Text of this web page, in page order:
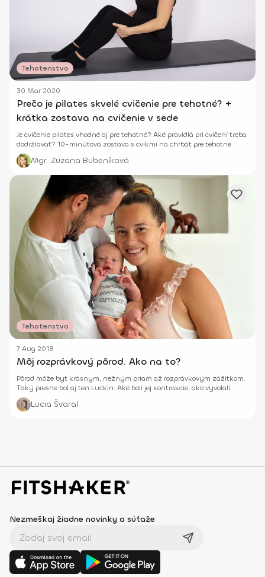
Tehotenstvo
30 Mar 2020
Prečo je pilates skvelé cvičenie pre tehotné? +
krátka zostava na cvičenie v sede
Je cvičenie pilates vhodné aj pre tehotné? Aké pravidlá pri cvičení treba
dodržiavať? 10-minútová zostava s cvikmi na chrbát pre tehotné.
Mgr. Zuzana Bubeníková
Tehotenstvo
7 Aug 2018
Môj rozprávkový pôrod. Ako na to?
Pôrod môže byť krásnym, nežným priam až rozprávkovým zážitkom.
Taký presne bol aj ten Luckin. Aké boli jej kontrakcie, ako vyvolali
pôrod a iné sa dozvieš v jej príbehu.
Lucia Švaral
Nezmeškaj žiadne novinky a súťaže